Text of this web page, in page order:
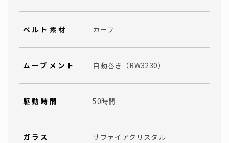
ベルト素材 カーフ
ムーブメント 自動巻き（RW3230）
駆動時間 50時間
ガラス サファイアクリスタル